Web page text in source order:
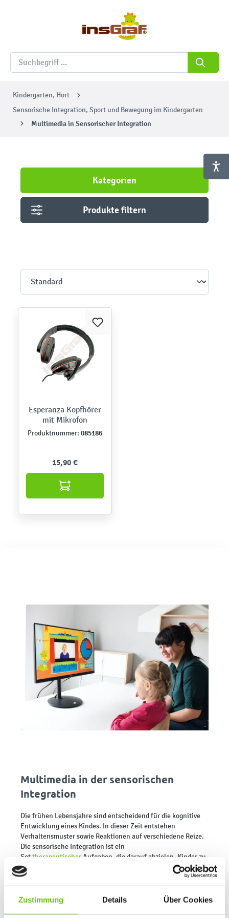
Zustimmung Details Über Cookies
Kindergarten, Hort
Sensorische Integration, Sport und Bewegung im Kindergarten
Multimedia in Sensorischer Integration
Kategorien
Produkte filtern
Esperanza Kopfhörer
mit Mikrofon
Produktnummer: 085186
15,90 €
Multimedia in der sensorischen
Integration
Die frühen Lebensjahre sind entscheidend für die kognitive
Entwicklung eines Kindes. In dieser Zeit entstehen
Verhaltensmuster sowie Reaktionen auf verschiedene Reize.
Die sensorische Integration ist ein
Settherapeutischer Aufgaben, die darauf abzielen, Kinder zu
unterstützen, bei denen diese Reaktionen nicht vollständig
korrekt ausgeprägt sind – bei Störungen der sozialen oder
emotionalen Reife sowie bei Autismus, dem Asperger-
Syndrom oder ADHS. Eine solche Therapie kann multimediale